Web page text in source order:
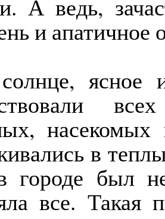
А ведь,
и апатичное
ясное
насекомых
в
городе был
все. Такая